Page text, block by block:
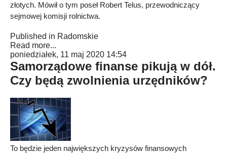
złotych. Mówił o tym poseł Robert Telus, przewodniczący
sejmowej komisji rolnictwa.
Published in Radomskie
Read more...
poniedziałek, 11 maj 2020 14:54
Samorządowe finanse pikują w dół.
Czy będą zwolnienia urzędników?
To będzie jeden największych kryzysów finansowych